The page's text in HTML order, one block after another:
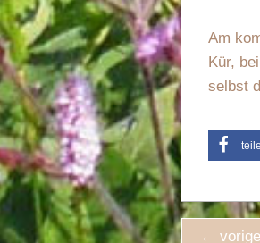
Am
Kür,
selbst
←